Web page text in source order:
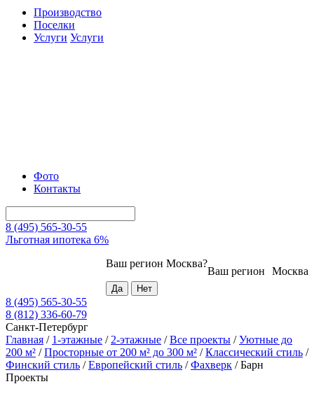
Производство
Поселки
Услуги Услуги
Фото
Контакты
8 (495) 565-30-55
Льготная ипотека 6%
Москва
Ваш регион
Ваш регион Москва?
8 (495) 565-30-55
8 (812) 336-60-79
Санкт-Петербург
Главная / 1-этажные / 2-этажные /Все проекты /Уютные до
200 м² /Просторные от 200 м² до 300 м² /Классический стиль /
Финский стиль /Европейский стиль /Фахверк /Барн
Проекты